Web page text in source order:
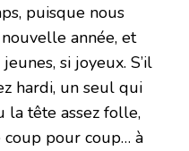
puisque nous
année, et
si joyeux. S’il
hardi, un seul qui
la tête assez folle,
coup pour coup… à